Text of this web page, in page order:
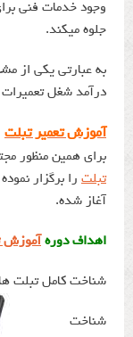
وجود خدمات فنی
جلوه میکند.
به عبارتی یکی از
درآمد شغل
آموزش تعمیر تبلت
برای همین منظور
تبلت را برگزار
آغاز شده.
اهداف دوره آموزش
شناخت کامل تبلت ها
شناخت